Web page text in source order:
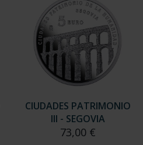
CIUDADES PATRIMONIO
III - SEGOVIA
73,00 €